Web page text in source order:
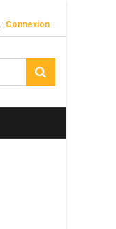
Connexion